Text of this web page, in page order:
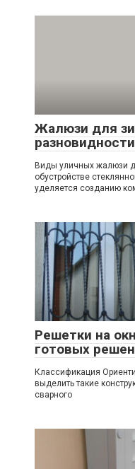
Жалюзи для
Виды уличных жалюзи
обустройстве
уделяется созданию
Решетки на
готовых
Классификация
выделить такие
сварного